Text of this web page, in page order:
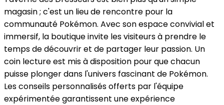
magasin ; c'est un lieu de rencontre pour la
communauté Pokémon. Avec son espace convivial et
immersif, la boutique invite les visiteurs à prendre le
temps de découvrir et de partager leur passion. Un
coin lecture est mis à disposition pour que chacun
puisse plonger dans l'univers fascinant de Pokémon.
Les conseils personnalisés offerts par l'équipe
expérimentée garantissent une expérience